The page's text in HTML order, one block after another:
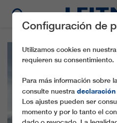
Configuración de
Utilizamos cookies en
requieren su consentimiento.
Para más información sobre
consulte nuestra
Los ajustes pueden ser
momento y por lo tanto el